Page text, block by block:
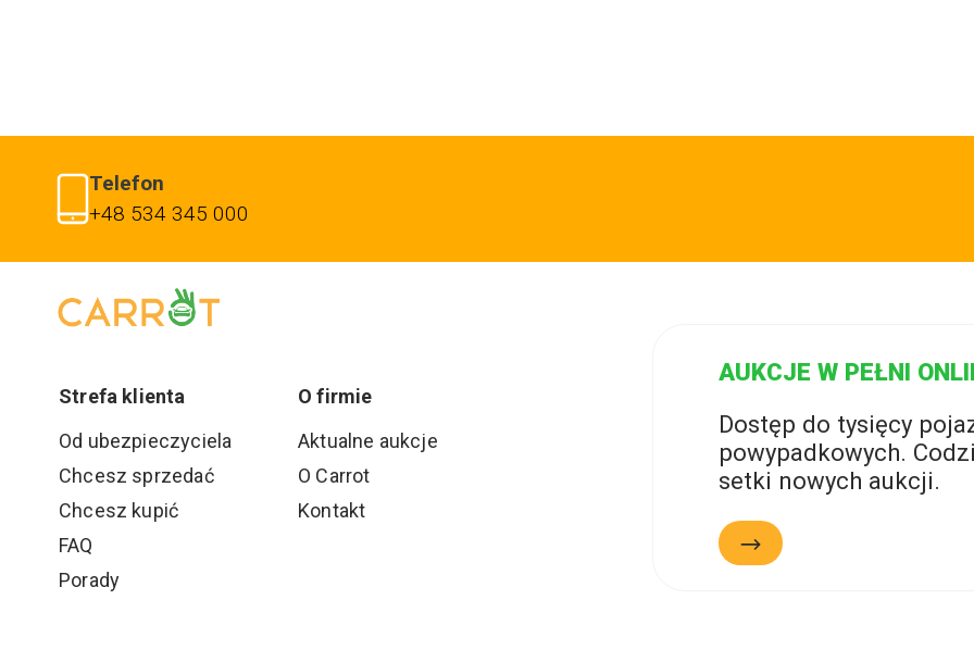
Telefon
+48 534 345 000
Strefa klienta
O firmie
Od ubezpieczyciela
Chcesz sprzedać
Chcesz kupić
FAQ
Porady
Aktualne aukcje
O Carrot
Kontakt
AUKCJE W PEŁNI
Dostęp do tysięcy
powypadkowych.
setki nowych aukcji.